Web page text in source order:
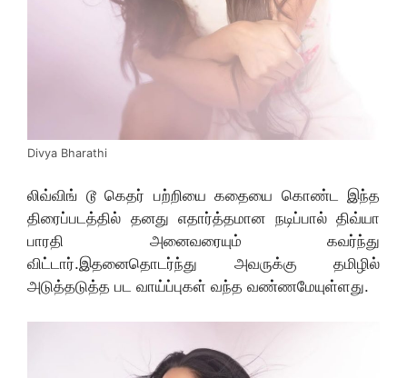
Divya Bharathi
லிவ்விங் டூ கெதர் பற்றியை கதையை கொண்ட இந்த
திரைப்படத்தில் தனது எதார்த்தமான நடிப்பால் திவ்யா
பாரதி அனைவரையும் கவர்ந்து
விட்டார்.இதனைதொடர்ந்து அவருக்கு தமிழில்
அடுத்தடுத்த பட வாய்ப்புகள் வந்த வண்ணமேயுள்ளது.